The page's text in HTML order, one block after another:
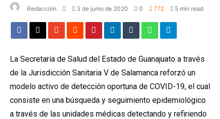
Redacción 3 de junio de 2020 0 772 5 min read
La Secretaría de Salud del Estado de Guanajuato a través
de la Jurisdicción Sanitaria V de Salamanca reforzó un
modelo activo de detección oportuna de COVID-19, el cual
consiste en una búsqueda y seguimiento epidemiológico
a través de las unidades médicas detectando y refiriendo